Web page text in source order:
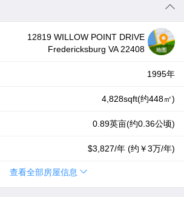
12819 WILLOW POINT DRIVE
Fredericksburg VA 22408
1995年
4,828sqft(约448㎡)
0.89英亩(约0.36公顷)
$3,827/年 (约 ￥3万/年)
查看全部房屋信息